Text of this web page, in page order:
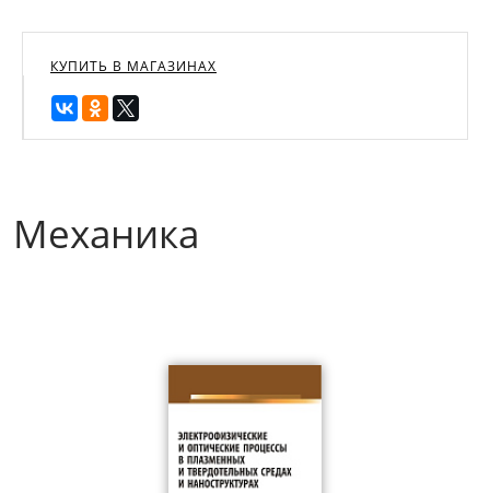
КУПИТЬ В МАГАЗИНАХ
Механика